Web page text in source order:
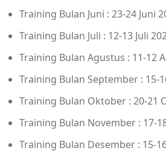
Training Bulan Juni : 23-24 Juni
Training Bulan Juli : 12-13 Juli
Training Bulan Agustus : 11-12
Training Bulan September : 15-
Training Bulan Oktober : 20-21
Training Bulan November : 17-
Training Bulan Desember : 15-